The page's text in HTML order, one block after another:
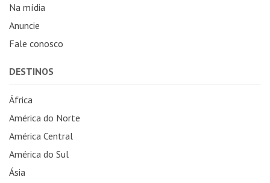
Na mídia
Anuncie
Fale conosco
DESTINOS
África
América do Norte
América Central
América do Sul
Ásia